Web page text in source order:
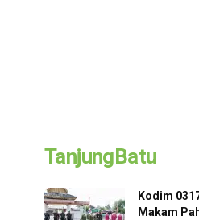
TanjungBatu
Kodim
Makam